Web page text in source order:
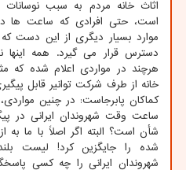
اثاث خانه مردم به سبب نوسانات
است، حتی افرادی که ساعت ها
موارد بسیار دیگری از این دست
دسترس قرار می گیرد. همه
هرچند در مواردی اعلام شده که
خانه از طرف شرکت توانیر قابل
کماکان پابرجاست: در چنین
ساعت وقت شهروندان ایرانی در
شأن است؟ البته اگر اصلاً با ما به
شده را جایگزین کرد! لیست